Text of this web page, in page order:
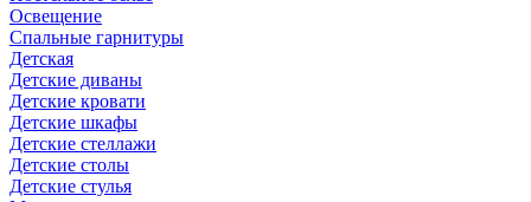
Освещение
Спальные гарнитуры
Детская
Детские диваны
Детские кровати
Детские шкафы
Детские стеллажи
Детские столы
Детские стулья